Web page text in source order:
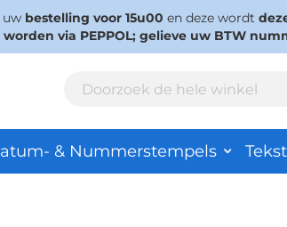
uw bestelling voor 15u00 en deze wordt
via PEPPOL; gelieve uw BTW
& Nummerstempels